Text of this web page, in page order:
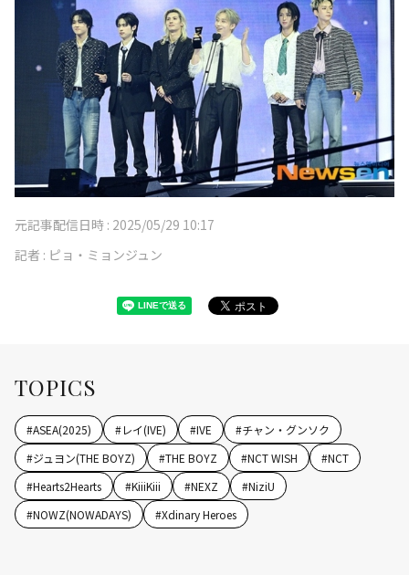
元記事配信日時 : 2025/05/29 10:17
記者 : ピョ・ミョンジュン
TOPICS
#ASEA(2025) #レイ(IVE) #IVE #チャン・グンソク
#ジュヨン(THE BOYZ) #THE BOYZ #NCT WISH #NCT
#Hearts2Hearts #KiiiKiii #NEXZ #NiziU
#NOWZ(NOWADAYS) #Xdinary Heroes